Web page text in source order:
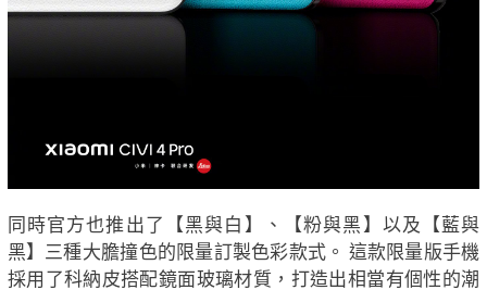
同時官方也推出了【黑與白】、【粉與黑】以及【藍與
黑】三種大膽撞色的限量訂製色彩款式。 這款限量版手機
採用了科納皮搭配鏡面玻璃材質，打造出相當有個性的潮